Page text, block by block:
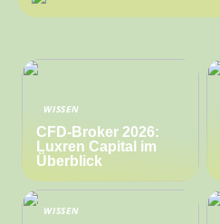
WISSEN
CFD-Broker 2026:
Luxren Capital im
Überblick
WISSEN